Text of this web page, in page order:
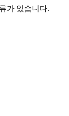
가 있습니다.